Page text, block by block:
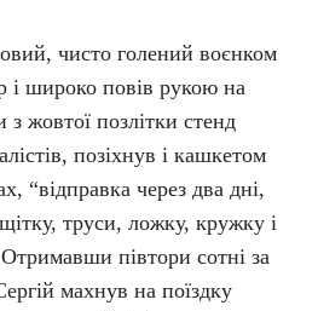
чисто голений воєнком
і широко повів рукою на
жовтої позлітки стенд
позіхнув і кашкетом
“відправка через два дні,
труси, ложку, кружку і
півтори сотні за
махнув на поїздку